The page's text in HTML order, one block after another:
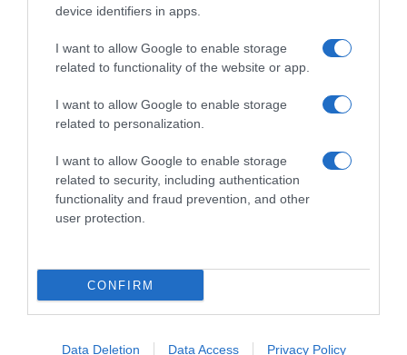
device identifiers in apps.
I want to allow Google to enable storage
related to functionality of the website or app.
I want to allow Google to enable storage
related to personalization.
I want to allow Google to enable storage
related to security, including authentication
functionality and fraud prevention, and other
user protection.
CONFIRM
Data Deletion Data Access Privacy Policy
Evolución del precio
Histórico de precios desde el inicio del seguimiento